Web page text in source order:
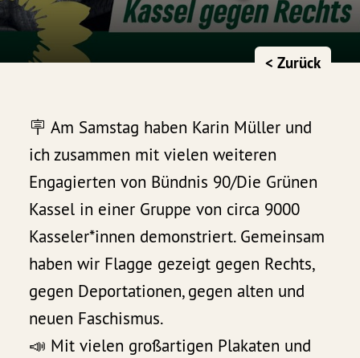
< Zurück
🪧 Am Samstag haben Karin Müller und
ich zusammen mit vielen weiteren
Engagierten von Bündnis 90/Die Grünen
Kassel in einer Gruppe von circa 9000
Kasseler*innen demonstriert. Gemeinsam
haben wir Flagge gezeigt gegen Rechts,
gegen Deportationen, gegen alten und
neuen Faschismus.
📣 Mit vielen großartigen Plakaten und